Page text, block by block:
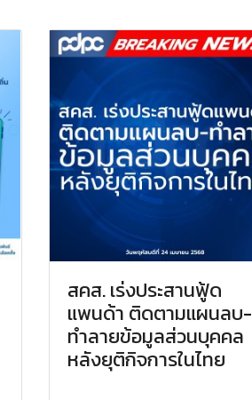
สคส. เร่งประสานฟู้ด
แพนด้า ติดตามแผนลบ-
ทำลายข้อมูลส่วนบุคคล
หลังยุติกิจการในไทย